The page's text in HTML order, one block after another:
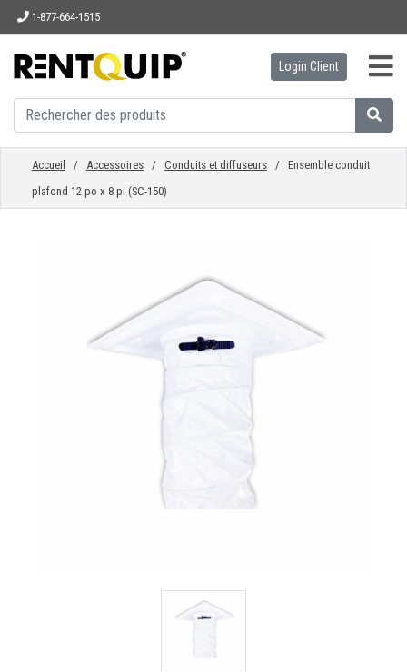
1-877-664-1515
ACCUEIL
ÉQUIPEMENT
ENTREPRISE
Login Client
Accueil / Accessoires/ Conduits et diffuseurs/ Ensemble conduit
plafond 12 po x 8 pi (SC-150)